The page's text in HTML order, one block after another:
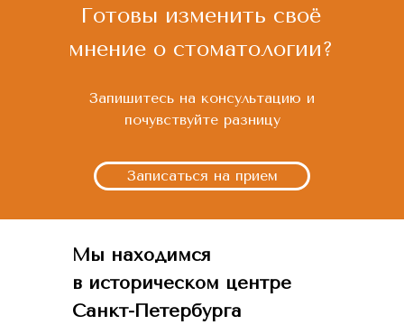
Готовы изменить своё
мнение о стоматологии?
Запишитесь на консультацию и
почувствуйте разницу
Записаться на прием
Мы находимся
в историческом центре
Санкт-Петербурга